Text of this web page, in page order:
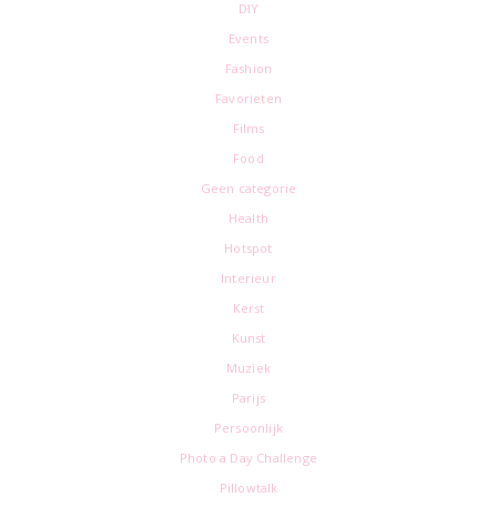
DIY
Events
Fashion
Favorieten
Films
Food
Geen categorie
Health
Hotspot
Interieur
Kerst
Kunst
Muziek
Parijs
Persoonlijk
Photo a Day Challenge
Pillowtalk